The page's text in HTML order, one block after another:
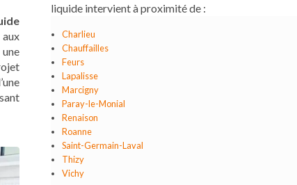
liquide intervient à proximité de :
Charlieu
Chauffailles
Feurs
Lapalisse
Marcigny
Paray-le-Monial
Renaison
Roanne
Saint-Germain-Laval
Thizy
Vichy